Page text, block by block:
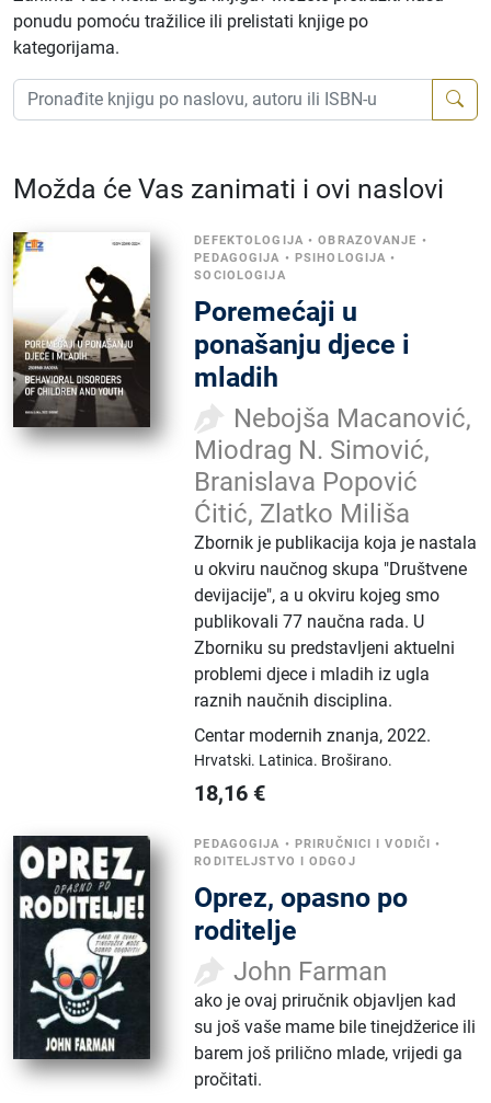
ponudu pomoću tražilice ili prelistati knjige po
kategorijama.
Možda će Vas zanimati i ovi naslovi
DEFEKTOLOGIJA •OBRAZOVANJE •
PEDAGOGIJA • PSIHOLOGIJA •
SOCIOLOGIJA
Poremećaji u
ponašanju djece i
mladih
Nebojša Macanović,
Miodrag N. Simović,
Branislava Popović
Ćitić, Zlatko Miliša
Zbornik je publikacija koja je nastala
u okviru naučnog skupa "Društvene
devijacije", a u okviru kojeg smo
publikovali 77 naučna rada. U
Zborniku su predstavljeni aktuelni
problemi djece i mladih iz ugla
raznih naučnih disciplina.
Centar modernih znanja,2022.
Hrvatski. Latinica. Broširano.
18,16 €
PEDAGOGIJA • PRIRUČNICI I VODIČI
•
RODITELJSTVO I ODGOJ
Oprez, opasno po
roditelje
John Farman
ako je ovaj priručnik objavljen kad
su još vaše mame bile tinejdžerice ili
barem još prilično mlade, vrijedi ga
pročitati.